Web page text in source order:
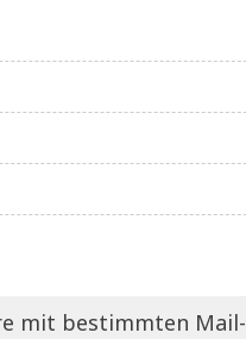
mit bestimmten Mail-